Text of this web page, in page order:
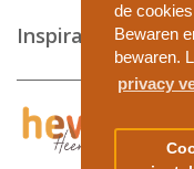
de
Bewaren
bewaren.
privacy
Inspiratie